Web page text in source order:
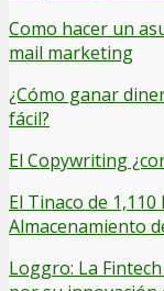
Como hacer un
mail marketing
¿Cómo ganar
fácil?
El Copywriting
El Tinaco de
Almacenamiento
Loggro: La